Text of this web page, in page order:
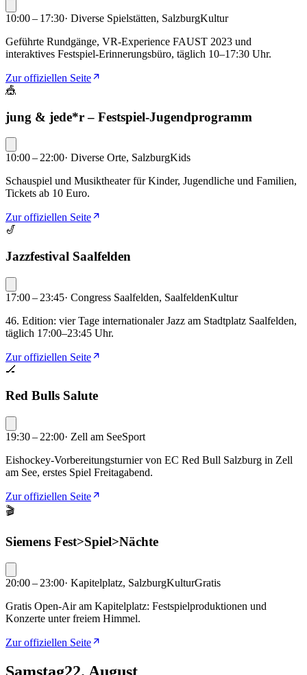
10:00 – 17:30· Diverse Spielstätten, SalzburgKultur
Geführte Rundgänge, VR-Experience FAUST 2023 und
interaktives Festspiel-Erinnerungsbüro, täglich 10–17:30 Uhr.
Zur offiziellen Seite
🎪
jung & jede*r – Festspiel-Jugendprogramm
10:00 – 22:00· Diverse Orte, SalzburgKids
Schauspiel und Musiktheater für Kinder, Jugendliche und Familien,
Tickets ab 10 Euro.
Zur offiziellen Seite
🎷
Jazzfestival Saalfelden
17:00 – 23:45· Congress Saalfelden, SaalfeldenKultur
46. Edition: vier Tage internationaler Jazz am Stadtplatz Saalfelden,
täglich 17:00–23:45 Uhr.
Zur offiziellen Seite
🏒
Red Bulls Salute
19:30 – 22:00· Zell am SeeSport
Eishockey-Vorbereitungsturnier von EC Red Bull Salzburg in Zell
am See, erstes Spiel Freitagabend.
Zur offiziellen Seite
🎬
Siemens Fest>Spiel>Nächte
20:00 – 23:00· Kapitelplatz, SalzburgKulturGratis
Gratis Open-Air am Kapitelplatz: Festspielproduktionen und
Konzerte unter freiem Himmel.
Zur offiziellen Seite
Samstag22. August